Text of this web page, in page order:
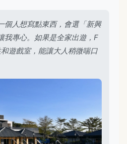
個人想寫點東西，會選「新興
我專心。如果是全家出遊，F
遊戲室，能讓大人稍微喘口